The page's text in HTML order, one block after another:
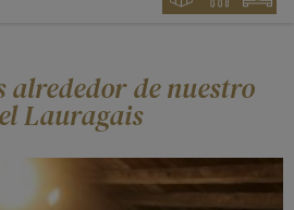
alrededor de nuestro
Lauragais